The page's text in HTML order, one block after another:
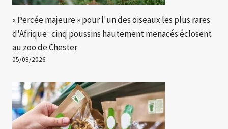
« Percée majeure » ​​pour l'un des oiseaux les plus rares
d'Afrique : cinq poussins hautement menacés éclosent
au zoo de Chester
05/08/2026